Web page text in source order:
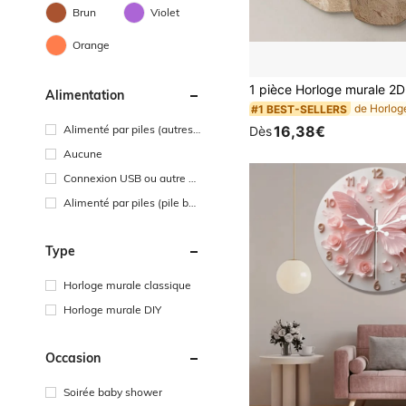
Brun Violet
Orange
Alimentation
Alimenté par piles (autres
Aucune
Connexion USB ou autre ali
mentation CC
Alimenté par piles (pile bou
Type
Horloge murale classique
Horloge murale DIY
Occasion
Soirée baby shower
#1 BEST-SELLERS
Dès16,38€